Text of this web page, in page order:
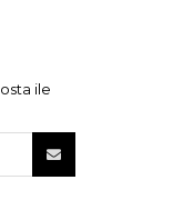
ile